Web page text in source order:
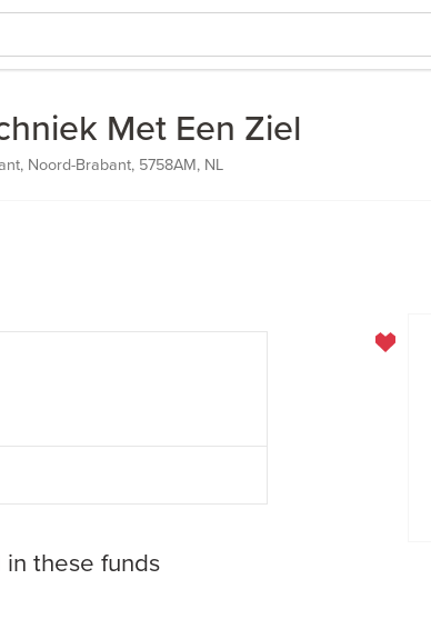
Met Een Ziel
Noord-Brabant, 5758AM, NL
these funds